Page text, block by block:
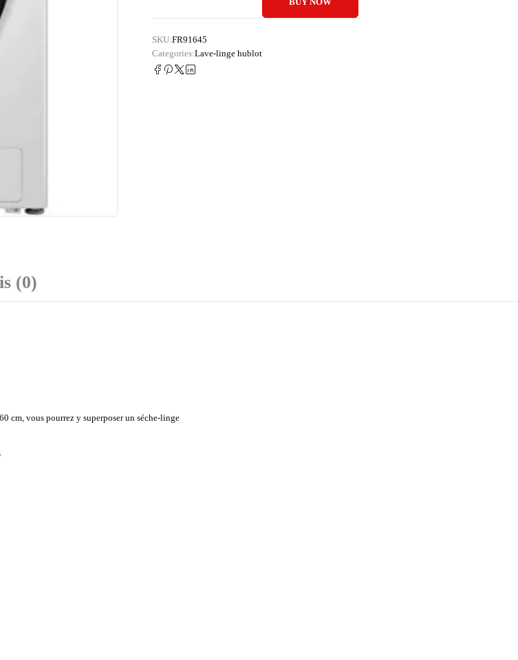
SKU:FR91645
Categories:Lave-linge hublot
(0)
cm, vous pourrez y superposer un séche-linge